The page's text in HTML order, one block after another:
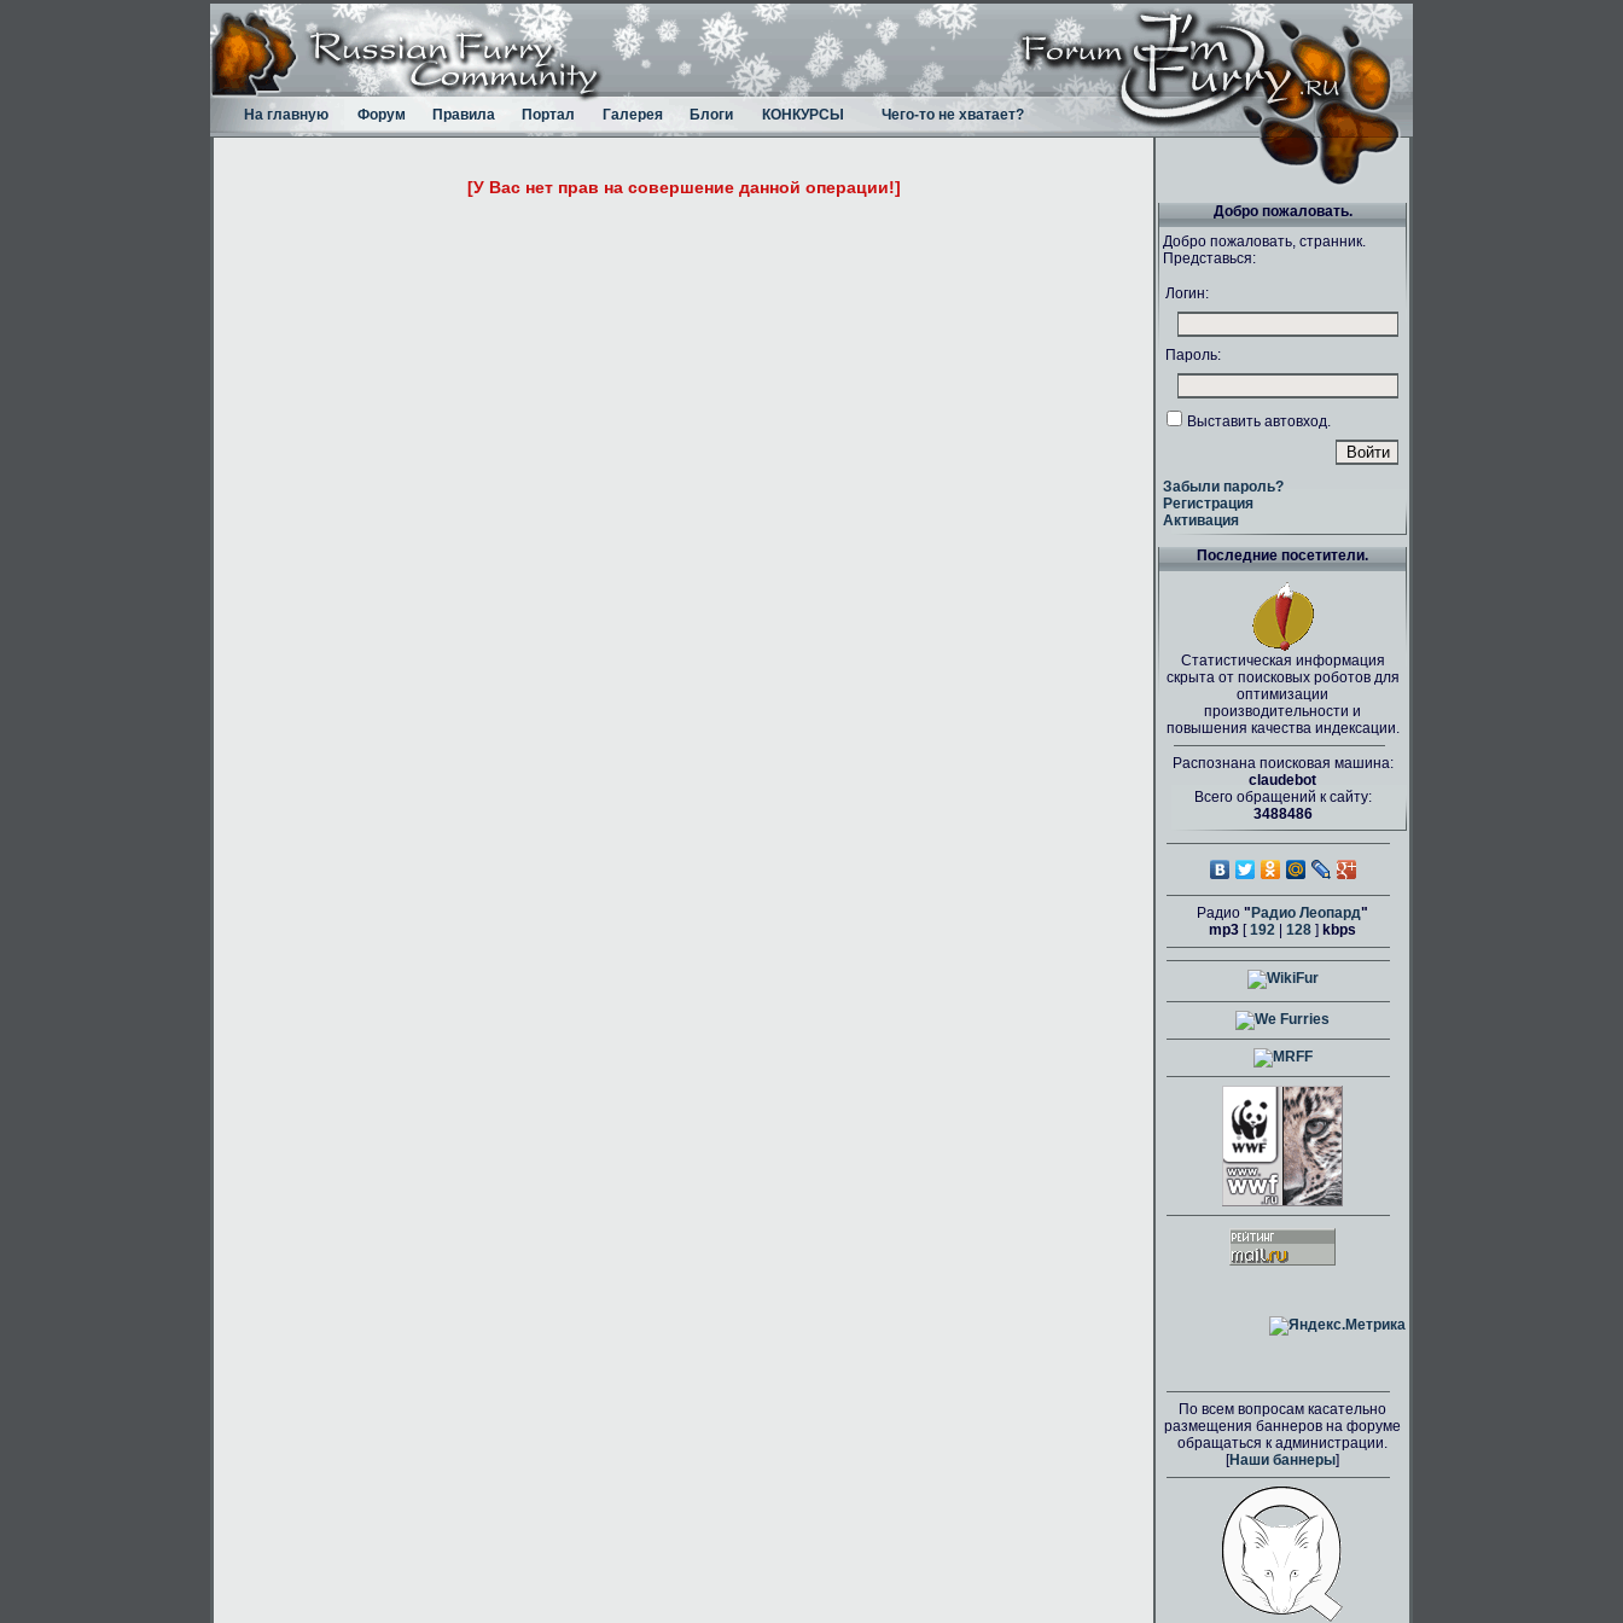
На главную Форум Правила Портал Галерея Блоги КОНКУРСЫ Чего-то не хватает?
[У Вас нет прав на совершение данной операции!]
Добро пожаловать.
Добро пожаловать, странник.
Представься:
Логин:
Пароль:
Выставить автовход.
Забыли пароль?
Регистрация
Активация
Последние посетители.
Статистическая информация
скрыта от поисковых роботов для
оптимизации
производительности и
повышения качества индексации.
Распознана поисковая машина:
claudebot
Всего обращений к сайту:
3488486
Радио " Радио Леопард"
mp3 [192 128 ] kbps
По всем вопросам касательно
размещения баннеров на форуме
обращаться к администрации.
[Наши баннеры]